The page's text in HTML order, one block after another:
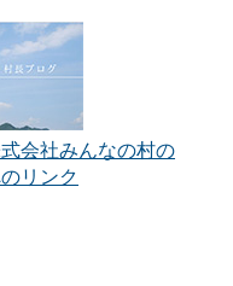
会社みんなの村の
リンク